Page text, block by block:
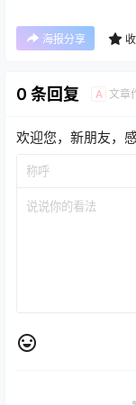
海报分享
0 条回复 A 文章
欢迎您，新朋友，